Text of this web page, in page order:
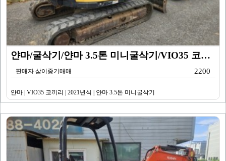
얀마/굴삭기/얀마 3.5톤 미니굴삭기/VIO35 코끼리…
판매자 삼이중기매매 2200
얀마 | VIO35 코끼리 | 2021년식 | 얀마 3.5톤 미니굴삭기